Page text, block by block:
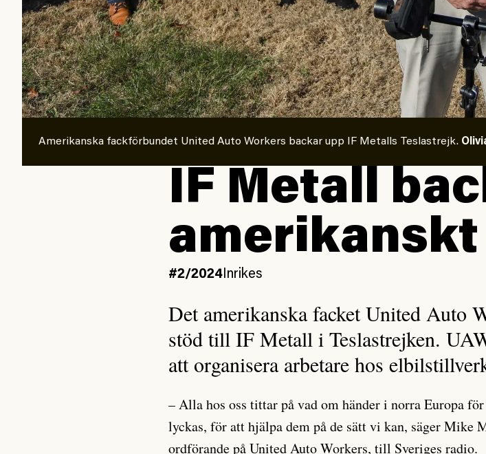
Amerikanska fackförbundet United Auto Workers backar upp IF Metalls Teslastrejk.
IF Metall
#2/2024Inrikes
Det amerikanska facket United Auto
stöd till IF Metall i Teslastrejken.
att organisera arbetare hos
– Alla hos oss tittar på vad om händer i norra Europa
lyckas, för att hjälpa dem på de sätt vi kan, säger Mike
ordförande på United Auto Workers, till Sveriges radio.